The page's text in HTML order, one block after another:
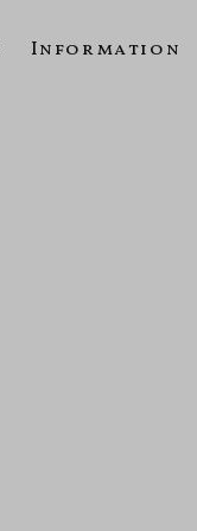
Information